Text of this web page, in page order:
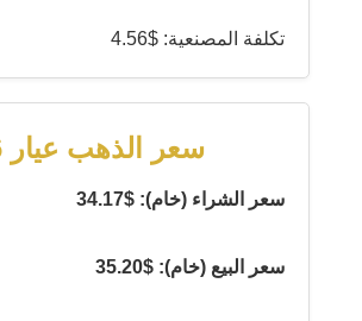
تكلفة المصنعية: $4.56
سعر الذهب عيار 6
سعر الشراء (خام): $34.17
سعر البيع (خام): $35.20